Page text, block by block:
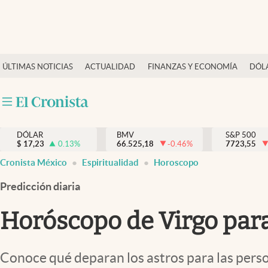
ÚLTIMAS NOTICIAS ACTUALIDAD FINANZAS Y ECONOMÍA
Actualidad
Internacionales
Opinión
Brand Strategy
Vida y estilo
Tv
DÓLAR
$ 17,23 0.13%
BMV
66.525,18
-0.46%
S&P 500
7723,55
Cronista México Espiritualidad Horoscopo
Predicción diaria
Horóscopo de Virgo
Conoce qué deparan los astros para las